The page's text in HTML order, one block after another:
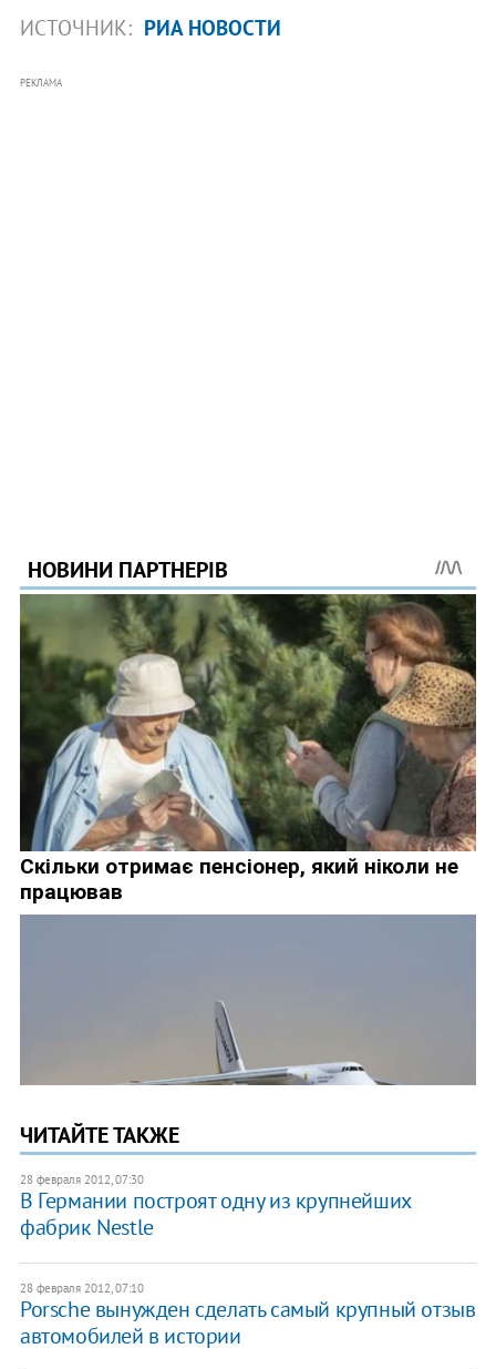
ИСТОЧНИК: РИА НОВОСТИ
РЕКЛАМА
ЧИТАЙТЕ ТАКЖЕ
28 февраля 2012, 07:30
В Германии построят одну из крупнейших
фабрик Nestle
28 февраля 2012, 07:10
Porsche вынужден сделать самый крупный отзыв
автомобилей в истории